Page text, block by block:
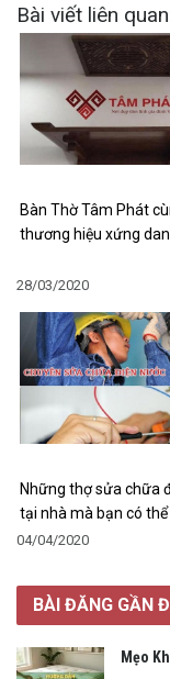
Bài viết liên
Bàn Thờ Tâm Phát
thương hiệu xứng
28/03/2020
Những thợ sửa chữa
tại nhà mà bạn có
04/04/2020
BÀI ĐĂNG GẦN
Mẹo